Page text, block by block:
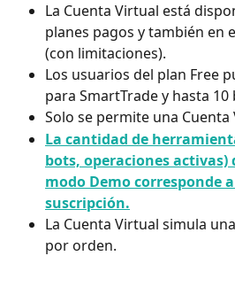
La Cuenta Virtual está
planes pagos y también en
(con limitaciones).
Los usuarios del plan Free
para SmartTrade y hasta 10
Solo se permite una
La cantidad de
bots, operaciones activas)
modo Demo corresponde
suscripción.
La Cuenta Virtual simula
por orden.